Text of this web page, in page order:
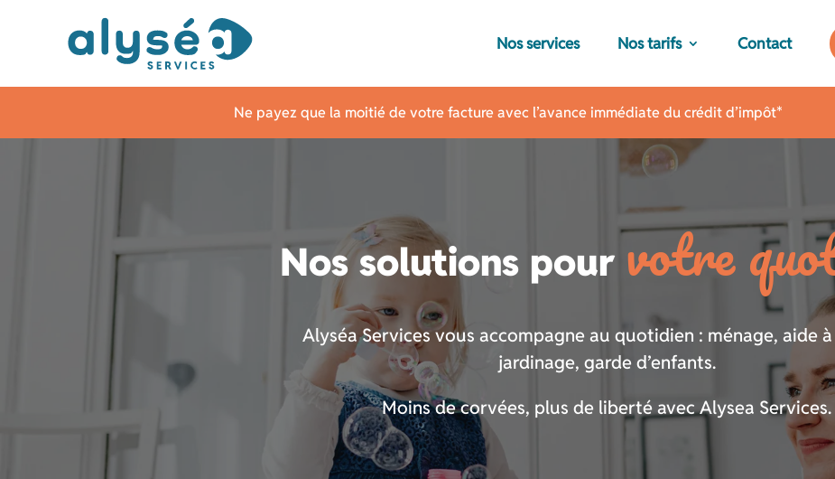
Nos services Nos tarifs Contact
Ne payez que la moitié de votre facture avec l’avance immédiate du crédit d’impôt*
Nos solutions pour votre
Alyséa Services vous accompagne au quotidien : ménage, aide
jardinage, garde d’enfants.
Moins de corvées, plus de liberté avec Alysea Services.